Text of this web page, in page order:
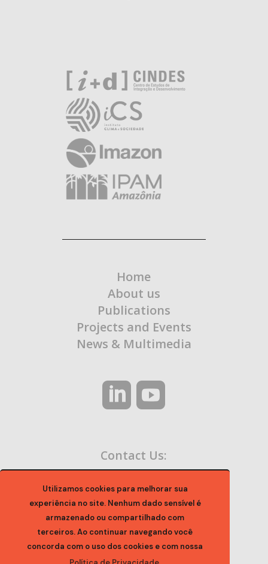
Utilizamos cookies para melhorar sua
experiência no site. Nenhum dado sensível é
armazenado ou compartilhado com
terceiros. Ao continuar navegando você
concorda com o uso dos cookies e com nossa
Home
About us
Publications
Projects and Events
News & Multimedia
Contact Us:
contato@ocaa.org.br